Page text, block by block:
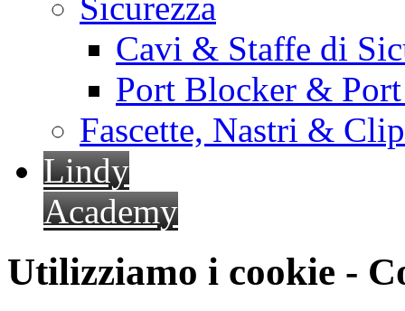
Cavi & Staffe di
Port Blocker &
Fascette, Nastri &
Lindy
Academy
Utilizziamo i cookie -